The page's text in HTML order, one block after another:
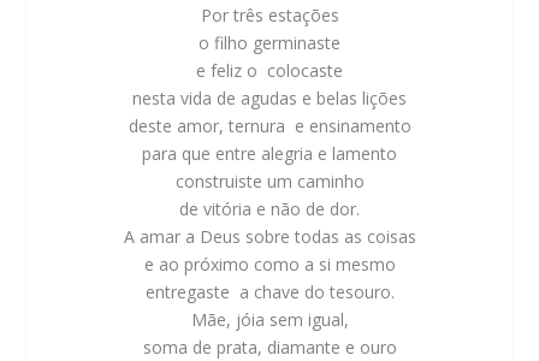
Por três estações
o filho germinaste
e feliz o colocaste
nesta vida de agudas e belas lições
deste amor, ternura e ensinamento
para que entre alegria e lamento
construiste um caminho
de vitória e não de dor.
A amar a Deus sobre todas as coisas
e ao próximo como a si mesmo
entregaste a chave do tesouro.
Mãe, jóia sem igual,
soma de prata, diamante e ouro